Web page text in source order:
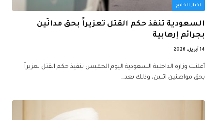
اخبار الخليج
السعودية تنفذ حكم القتل تعزيراً بحق مدانَين
بجرائم إرهابية
14 أبريل، 2026
أعلنت وزارة الداخلية السعودية اليوم الخميس تنفيذ حكم القتل تعزيراً
بحق مواطنين اثنين، وذلك بعد…